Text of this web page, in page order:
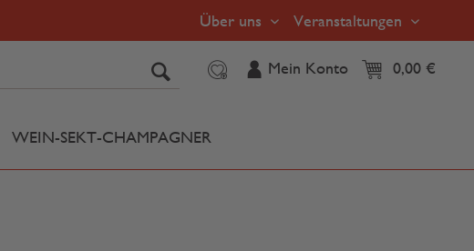
Über uns Veranstaltungen
Mein Konto 0,00 €
WEIN-SEKT-CHAMPAGNER